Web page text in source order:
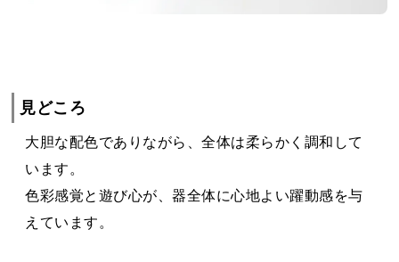
見どころ
大胆な配色でありながら、全体は柔らかく調和して
います。
色彩感覚と遊び心が、器全体に心地よい躍動感を与
えています。